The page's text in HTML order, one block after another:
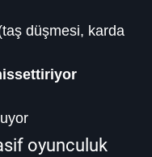
düşmesi, karda
oyunculuk